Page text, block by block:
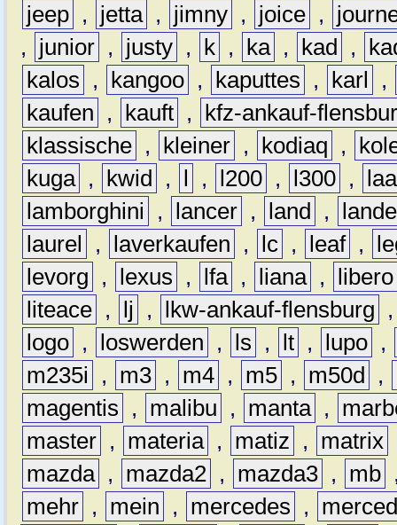
jeep , jetta , jimny , joice ,
,
junior , justy , k , ka , kad ,
kalos
, kangoo , kaputtes , karl
,
kaufen
, kauft ,
kfz-ankauf-
klassische , kleiner , kodiaq ,
kuga , kwid , l , l200 , l300 ,
lamborghini
, lancer , land ,
laurel
, laverkaufen , lc , leaf ,
levorg
, lexus , lfa , liana ,
libero
liteace , lj , lkw-ankauf-flensburg
logo , loswerden , ls , lt , lupo ,
m235i
, m3 , m4 , m5 , m50d ,
magentis
, malibu , manta ,
master , materia , matiz , matrix
mazda , mazda2 , mazda3 , mb
mehr , mein , mercedes ,